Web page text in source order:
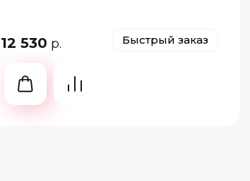
12 530 р. Быстрый заказ